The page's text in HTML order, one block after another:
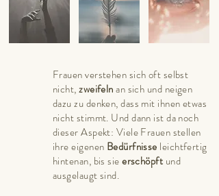
Frauen verstehen sich oft selbst
nicht,zweifelnan sich und neigen
dazu zu denken, dass mit ihnen etwas
nicht stimmt. Und dann ist da noch
dieser Aspekt: Viele Frauen stellen
ihre eigenen Bedürfnisse leichtfertig
hintenan, bis sieerschöpft und
ausgelaugt sind.